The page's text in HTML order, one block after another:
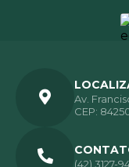
Av.
CEP:
(42) 3127-